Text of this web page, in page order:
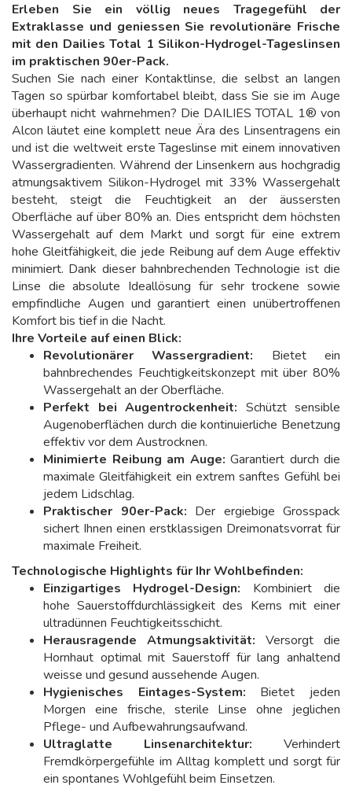
Erleben Sie ein völlig neues Tragegefühl der
Extraklasse und geniessen Sie revolutionäre Frische
mit den Dailies Total 1 Silikon-Hydrogel-Tageslinsen
im praktischen 90er-Pack.
Suchen Sie nach einer Kontaktlinse, die selbst an langen
Tagen so spürbar komfortabel bleibt, dass Sie sie im Auge
überhaupt nicht wahrnehmen? Die DAILIES TOTAL 1® von
Alcon läutet eine komplett neue Ära des Linsentragens ein
und ist die weltweit erste Tageslinse mit einem innovativen
Wassergradienten. Während der Linsenkern aus hochgradig
atmungsaktivem Silikon-Hydrogel mit 33% Wassergehalt
besteht, steigt die Feuchtigkeit an der äussersten
Oberfläche auf über 80% an. Dies entspricht dem höchsten
Wassergehalt auf dem Markt und sorgt für eine extrem
hohe Gleitfähigkeit, die jede Reibung auf dem Auge effektiv
minimiert. Dank dieser bahnbrechenden Technologie ist die
Linse die absolute Ideallösung für sehr trockene sowie
empfindliche Augen und garantiert einen unübertroffenen
Komfort bis tief in die Nacht.
Ihre Vorteile auf einen Blick:
Revolutionärer Wassergradient: Bietet ein
bahnbrechendes Feuchtigkeitskonzept mit über 80%
Wassergehalt an der Oberfläche.
Perfekt bei Augentrockenheit: Schützt sensible
Augenoberflächen durch die kontinuierliche Benetzung
effektiv vor dem Austrocknen.
Minimierte Reibung am Auge: Garantiert durch die
maximale Gleitfähigkeit ein extrem sanftes Gefühl bei
jedem Lidschlag.
Praktischer 90er-Pack: Der ergiebige Grosspack
sichert Ihnen einen erstklassigen Dreimonatsvorrat für
maximale Freiheit.
Technologische Highlights für Ihr Wohlbefinden:
Einzigartiges Hydrogel-Design: Kombiniert die
hohe Sauerstoffdurchlässigkeit des Kerns mit einer
ultradünnen Feuchtigkeitsschicht.
Herausragende Atmungsaktivität: Versorgt die
Hornhaut optimal mit Sauerstoff für lang anhaltend
weisse und gesund aussehende Augen.
Hygienisches Eintages-System: Bietet jeden
Morgen eine frische, sterile Linse ohne jeglichen
Pflege- und Aufbewahrungsaufwand.
Ultraglatte Linsenarchitektur: Verhindert
Fremdkörpergefühle im Alltag komplett und sorgt für
ein spontanes Wohlgefühl beim Einsetzen.